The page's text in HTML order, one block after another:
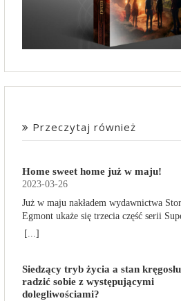
Przeczytaj również
Home sweet home już w maju!
2023-03-26
Już w maju nakładem wydawnictwa
Egmont ukaże się trzecia część serii
scenarzysty Frederic Maupome. Ten tom
obdarzone supermocami i wspomagane
robota o imieniu Al. Są rozdarte między
prowadzenia normalnego życia wśród
[...]
Siedzący tryb życia a stan
radzić sobie z występującymi
dolegliwościami?